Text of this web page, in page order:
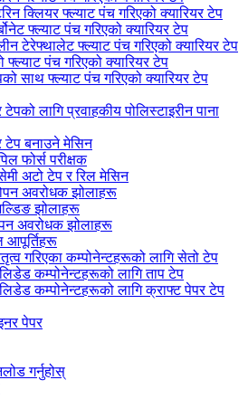
क्लियर फ्ल्याट पंच गरिएको क्यारियर टेप
फ्ल्याट पंच गरिएको क्यारियर टेप
टेरेफ्थालेट फ्ल्याट पंच गरिएको क्यारियर टेप
पंच गरिएको क्यारियर टेप
साथ फ्ल्याट पंच गरिएको क्यारियर टेप
टेपको लागि प्रवाहकीय पोलिस्टाइरीन पाना
टेप बनाउने मेसिन
फोर्स परीक्षक
अटो टेप र रिल मेसिन
अवरोधक झोलाहरू
झोलाहरू
अवरोधक झोलाहरू
आपूर्तिहरू
गरिएका कम्पोनेन्टहरूको लागि सेतो टेप
कम्पोनेन्टहरूको लागि ताप टेप
कम्पोनेन्टहरूको लागि क्राफ्ट पेपर टेप
पेपर
गर्नुहोस्